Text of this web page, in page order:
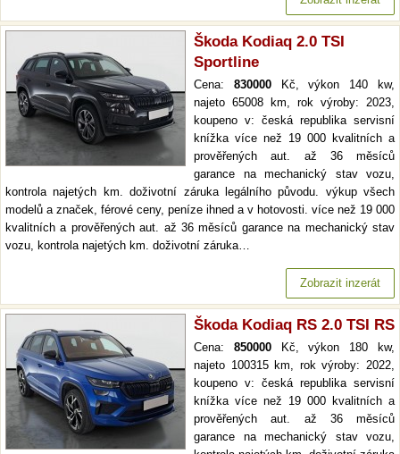
Škoda Kodiaq 2.0 TSI
Sportline
Cena: 830000Kč, výkon 140 kw,
najeto 65008 km, rok výroby: 2023,
koupeno v: česká republika servisní
knížka více než 19 000 kvalitních a
prověřených aut. až 36 měsíců
garance na mechanický stav vozu,
kontrola najetých km. doživotní záruka legálního původu. výkup všech
modelů a značek, férové ceny, peníze ihned a v hotovosti. více než 19 000
kvalitních a prověřených aut. až 36 měsíců garance na mechanický stav
vozu, kontrola najetých km. doživotní záruka…
Zobrazit inzerát
Škoda Kodiaq RS 2.0 TSI RS
Cena: 850000Kč, výkon 180 kw,
najeto 100315 km, rok výroby: 2022,
koupeno v: česká republika servisní
knížka více než 19 000 kvalitních a
prověřených aut. až 36 měsíců
garance na mechanický stav vozu,